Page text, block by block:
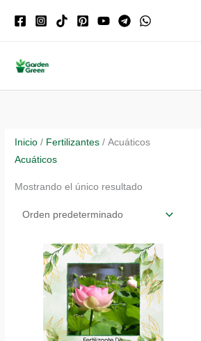
Inicio / Fertilizantes / Acuáticos
Acuáticos
Mostrando el único resultado